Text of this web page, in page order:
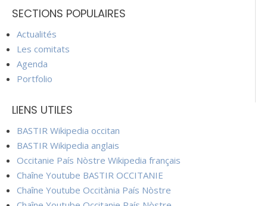
SECTIONS POPULAIRES
Actualités
Les comitats
Agenda
Portfolio
LIENS UTILES
BASTIR Wikipedia occitan
BASTIR Wikipedia anglais
Occitanie País Nòstre Wikipedia français
Chaîne Youtube BASTIR OCCITANIE
Chaîne Youtube Occitània País Nòstre